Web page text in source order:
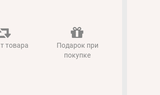
товара
Подарок при
покупке